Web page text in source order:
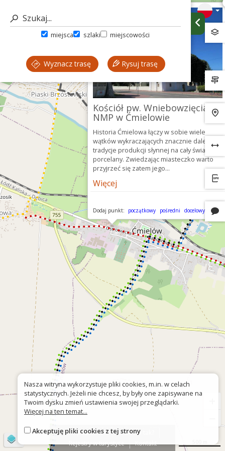
miejsca szlaki miejscowości
Wyznacz trasę Rysuj trasę
Kościół pw. Wniebowzięcia
NMP w Ćmielowie
Historia Ćmielowa łączy w sobie wiele
wątków wykraczających znacznie dalej niż
tradycje produkcji słynnej na cały świat
porcelany. Zwiedzając miasteczko warto
przyjrzeć się zatem jego...
Więcej
Dodaj punkt: początkowy pośredni docelowy
O platformie
Znak nie tak?
Rejestry w turystyce
Kontakt
Nasza witryna wykorzystuje pliki cookies, m.in. w celach
statystycznych. Jeżeli nie chcesz, by były one zapisywane na
Twoim dysku zmień ustawienia swojej przeglądarki.
Więcej na ten temat...
Akceptuję pliki cookies z tej strony